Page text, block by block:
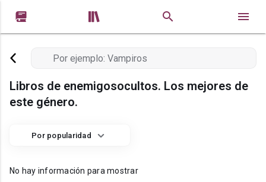
 
Libros de enemigosocultos. Los mejores de
este género.
Por popularidad
No hay información para mostrar